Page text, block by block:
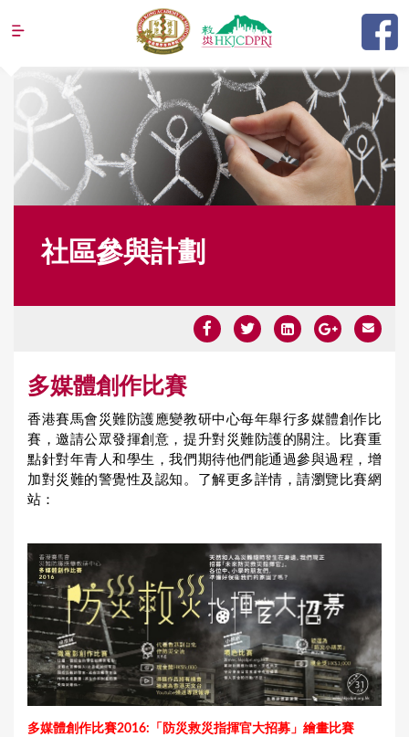
Jump to navigation
社區參與計劃
多媒體創作比賽
香港賽馬會災難防護應變教研中心每年舉行多媒體創作比
賽，邀請公眾發揮創意，提升對災難防護的關注。比賽重
點針對年青人和學生，我們期待他們能通過參與過程，增
加對災難的警覺性及認知。了解更多詳情，請瀏覽比賽網
站：
多媒體創作比賽2016:「防災救災指揮官大招募」繪畫比賽